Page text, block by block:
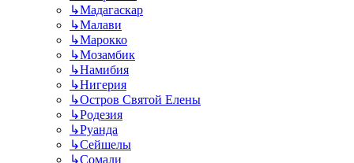
↳Мадагаскар
↳Малави
↳Марокко
↳Мозамбик
↳Намибия
↳Нигерия
↳Остров Святой Елены
↳Родезия
↳Руанда
↳Сейшелы
↳Сомали